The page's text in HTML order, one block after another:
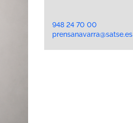
948 24 70 00
prensanavarra@satse.es